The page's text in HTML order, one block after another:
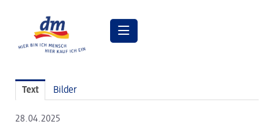
Pressebilder
dm Geschäftsführung
Text Bilder
28.04.2025